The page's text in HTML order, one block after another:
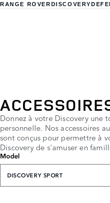
RANGE ROVERDISCOVERY
Donnez à votre Discovery une
personnelle. Nos accessoires
sont conçus pour permettre à
Discovery de s'amuser en
Model
DISCOVERY SPORT